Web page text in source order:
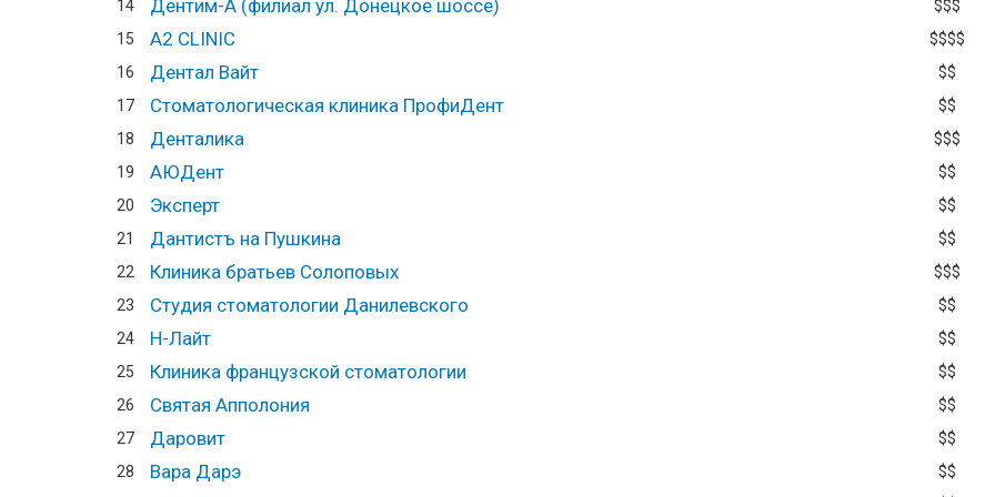
14
Дентим-А (филиал ул. Донецкое шоссе) $$$
15
А2 CLINIC $$$$
16
Дентал Вайт $$
17
Стоматологическая клиника ПрофиДент $$
18
Денталика $$$
19
АЮДент $$
20
Эксперт $$
21
Дантистъ на Пушкина $$
22
Клиника братьев Солоповых $$$
23
Студия стоматологии Данилевского $$
24
Н-Лайт $$
25
Клиника французской стоматологии $$
26
Святая Апполония $$
27
Даровит $$
28
Вара Дарэ $$